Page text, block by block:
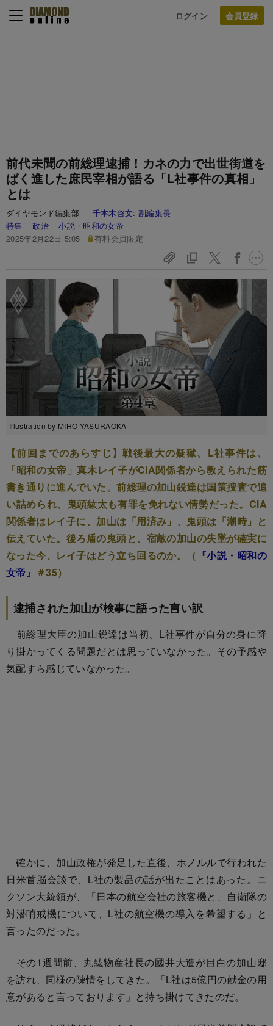
ログイン
前代未聞の前総理逮捕！カネの力で出世街道を
ばく進した庶民宰相が語る「L社事件の真相」
とは
ダイヤモンド編集部 千本木啓文:副編集長
特集
政治
小説・昭和の女帝
2025年2月22日 5:05
有料会員限定
Illustration by MIHO YASURAOKA
【前回までのあらすじ】戦後最大の疑獄、L社事件は、
「昭和の女帝」真木レイ子がCIA関係者から教えられた筋
書き通りに進んでいた。前総理の加山鋭達は国策捜査で追
い詰められ、鬼頭紘太も有罪を免れない情勢だった。CIA
関係者はレイ子に、加山は「用済み」、鬼頭は「潮時」と
伝えていた。後ろ盾の鬼頭と、宿敵の加山の失墜が確実に
なった今、レイ子はどう立ち回るのか。（ 『小説・昭和の
女帝』 ＃35）
逮捕された加山が検事に語った言い訳
前総理大臣の加山鋭達は当初、L社事件が自分の身に降
り掛かってくる問題だとは思っていなかった。その予感や
気配すら感じていなかった。
確かに、加山政権が発足した直後、ホノルルで行われた
日米首脳会談で、L社の製品の話が出たことはあった。ニ
クソン大統領が、「日本の航空会社の旅客機と、自衛隊の
対潜哨戒機について、L社の航空機の導入を希望する」と
言ったのだった。
その1週間前、丸紘物産社長の國井大造が目白の加山邸
を訪れ、同様の陳情をしてきた。「L社は5億円の献金の用
意があると言っております」と持ち掛けてきたのだ。